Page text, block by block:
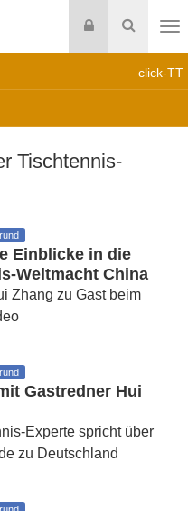
Suche
Login
click-TT
Tischtennis-
Einblicke in die
Weltmacht China
Zhang zu Gast beim
Gastredner Hui
Experte spricht über
zu Deutschland